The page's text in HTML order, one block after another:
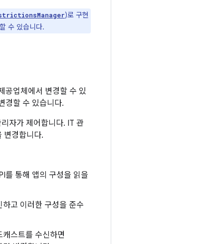
)로 구현
수 있습니다.
공업체에서 변경할 수 있
경할 수 있습니다.
자가 제어합니다. IT 관
변경합니다.
를 통해 앱의 구성을 읽을
고 이러한 구성을 준수
스트를 수신하면